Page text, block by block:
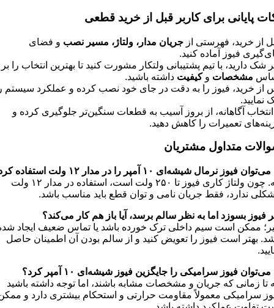
پایانی برای کاربر قبل از خرید قطعی
از خرید، فهرستی از جریان مدار، ولتاژ، مسیر نصب و فضای
فیوز آماده کنید.
شک دارید، با تیم پشتیبانی ولتکار مشورت کنید تا بهترین انتخاب را بر
مشخصات وکیفیت داشته باشید.
از خرید، فیوز را به دقت در جای خود نصب کرده و عملکرد سیستم
نمایید.
انتخاب آگاهانه، از بروز آسیب به قطعات سنگین‌تر جلوگیری کرده و
تعمیرات را کاهش دهید.
متداول مشتریان
می‌توان فیوز نرمال شیشه‌ای ۱۰ آمپر را در مدار ۱۲ ولت استفاده
بله. چون ولتاژ کاری فیوز تا ۲۵۰ ولت است، استفاده در مدار ۱۲ ولت
ندارد، فقط جریان نامی و توان قطع باید مناسب باشد.
فیوز بسوزد اما به نظر سالم برسد، آیا باز هم کار می‌کند؟
ممکن است سیم داخلی ترک خورده باشد یا تماس ضعیف ایجاد
بهتر است فیوز را تعویض کنید و از سالم بودن آن اطمینان حاصل
می‌توان فیوز سرامیکی را جایگزین فیوز شیشه‌ای ۱۰
آمپر کرد؟
تا زمانی که جریان و مشخصات مشابه باشند، اما توجه داشته باشید
سرامیکی معمولاً مقاومت حرارتی و استحکام بیشتری دارد و